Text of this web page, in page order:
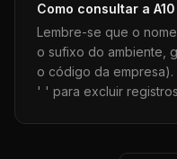
Como consultar a A10
Lembre-se que o
o sufixo do ambiente,
o código da
' ' para excluir